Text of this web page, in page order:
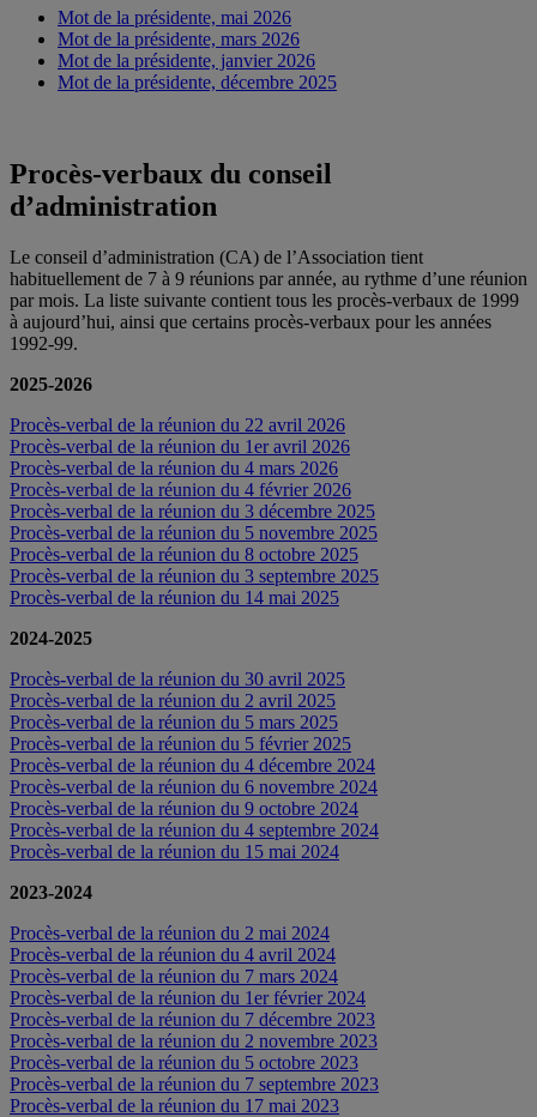
Mot de la présidente, mai 2026
Mot de la présidente, mars 2026
Mot de la présidente, janvier 2026
Mot de la présidente, décembre 2025
Procès-verbaux du conseil
d’administration
Le conseil d’administration (CA) de l’Association tient
habituellement de 7 à 9 réunions par année, au rythme d’une réunion
par mois. La liste suivante contient tous les procès-verbaux de 1999
à aujourd’hui, ainsi que certains procès-verbaux pour les années
1992-99.
2025-2026
Procès-verbal de la réunion du 22 avril 2026
Procès-verbal de la réunion du 1er avril 2026
Procès-verbal de la réunion du 4 mars 2026
Procès-verbal de la réunion du 4 février 2026
Procès-verbal de la réunion du 3 décembre 2025
Procès-verbal de la réunion du 5 novembre 2025
Procès-verbal de la réunion du 8 octobre 2025
Procès-verbal de la réunion du 3 septembre 2025
Procès-verbal de la réunion du 14 mai 2025
2024-2025
Procès-verbal de la réunion du 30 avril 2025
Procès-verbal de la réunion du 2 avril 2025
Procès-verbal de la réunion du 5 mars 2025
Procès-verbal de la réunion du 5 février 2025
Procès-verbal de la réunion du 4 décembre 2024
Procès-verbal de la réunion du 6 novembre 2024
Procès-verbal de la réunion du 9 octobre 2024
Procès-verbal de la réunion du 4 septembre 2024
Procès-verbal de la réunion du 15 mai 2024
2023-2024
Procès-verbal de la réunion du 2 mai 2024
Procès-verbal de la réunion du 4 avril 2024
Procès-verbal de la réunion du 7 mars 2024
Procès-verbal de la réunion du 1er février 2024
Procès-verbal de la réunion du 7 décembre 2023
Procès-verbal de la réunion du 2 novembre 2023
Procès-verbal de la réunion du 5 octobre 2023
Procès-verbal de la réunion du 7 septembre 2023
Procès-verbal de la réunion du 17 mai 2023